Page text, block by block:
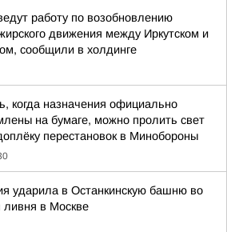
работу по возобновлению
движения между Иркутском и
сообщили в холдинге
когда назначения официально
на бумаге, можно пролить свет
перестановок в Минобороны
ударила в Останкинскую башню во
ливня в Москве